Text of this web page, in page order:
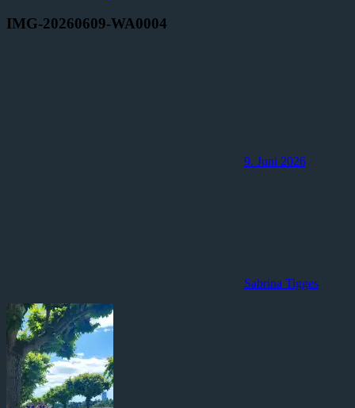
IMG-20260609-WA0004
9. Juni 2026
Sabrina Tigges